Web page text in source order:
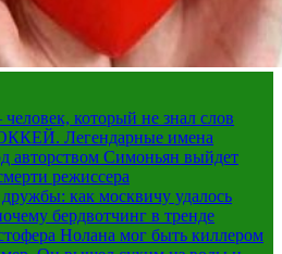
который не знал слов
Легендарные имена
авторством Симоньян выйдет
режиссера
как москвичу удалось
бердвотчинг в тренде
Нолана мог быть киллером